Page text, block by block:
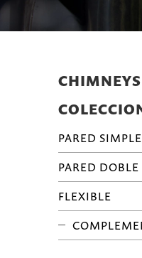
CHIMNEYS
PARED SIMPLE
PARED DOBLE
FLEXIBLE